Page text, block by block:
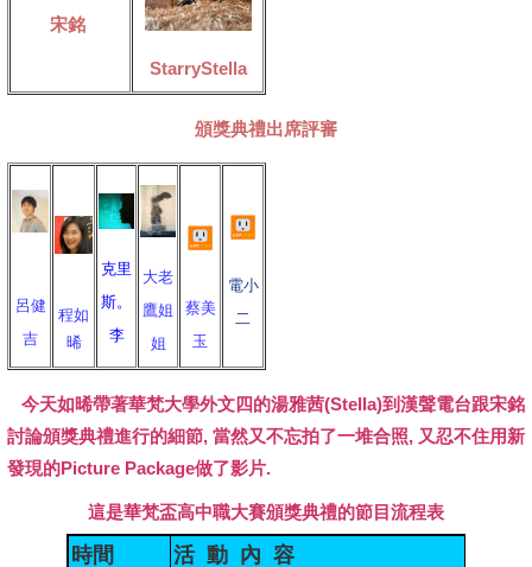
宋銘
StarryStella
頒獎典禮出席評審
呂健
吉
程如
晞
克里
斯。
李
大老
鷹姐
姐
蔡美
玉
電小
二
今天如晞帶著華梵大學外文四的湯雅茜(Stella)到漢聲電台跟宋銘
討論頒獎典禮進行的細節, 當然又不忘拍了一堆合照, 又忍不住用新
發現的Picture Package做了影片.
這是華梵盃高中職大賽頒獎典禮的節目流程表
時間 活 動 內 容